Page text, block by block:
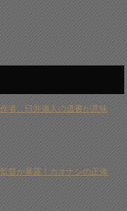
者、臼井儀人の遺書が意味
督が暴露！カオナシの正体